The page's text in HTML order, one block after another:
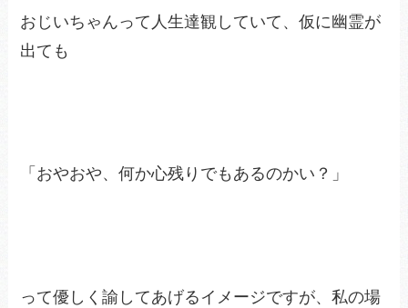
おじいちゃんって人生達観していて、仮に幽霊が
出ても
「おやおや、何か心残りでもあるのかい？」
って優しく諭してあげるイメージですが、私の場